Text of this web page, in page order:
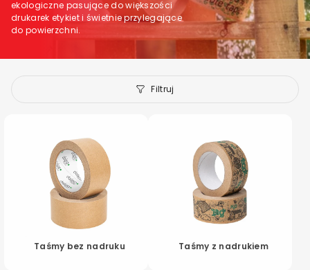
k
c
ekologiczne pasujące do większości
drukarek etykiet i świetnie przylegające
do powierzchni.
Filtruj
Taśmy bez nadruku Taśmy z nadrukiem